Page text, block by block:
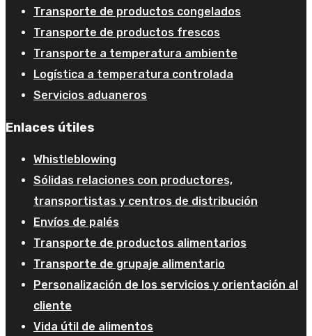
Transporte de productos congelados
Transporte de productos frescos
Transporte a temperatura ambiente
Logística a temperatura controlada
Servicios aduaneros
Enlaces útiles
Whistleblowing
Sólidas relaciones con productores,
transportistas y centros de distribución
Envíos de palés
Transporte de productos alimentarios
Transporte de grupaje alimentario
Personalización de los servicios y orientación al
cliente
Vida útil de alimentos